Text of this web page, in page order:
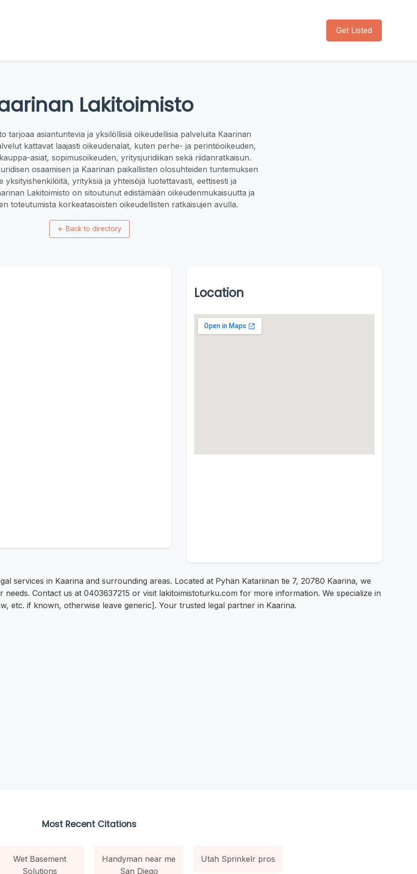
Get Listed
Lakitoimisto
tarjoaa asiantuntevia ja yksilöllisiä oikeudellisia palveluita Kaarinan
kattavat laajasti oikeudenalat, kuten perhe- ja perintöoikeuden,
asiat, sopimusoikeuden, yritysjuridiikan sekä riidanratkaisun.
osaamisen ja Kaarinan paikallisten olosuhteiden tuntemuksen
yksityishenkilöitä, yrityksiä ja yhteisöjä luotettavasti, eettisesti ja
Lakitoimisto on sitoutunut edistämään oikeudenmukaisuutta ja
toteutumista korkeatasoisten oikeudellisten ratkaisujen avulla.
← Back to directory
Location
services in Kaarina and surrounding areas. Located at Pyhän Katariinan tie 7, 20780 Kaarina, we
Contact us at 0403637215 or visit lakitoimistoturku.com for more information. We specialize in
etc. if known, otherwise leave generic]. Your trusted legal partner in Kaarina.
Most Recent Citations
Wet Basement
Solutions
Handyman near me
San Diego
Utah Sprinkelr pros